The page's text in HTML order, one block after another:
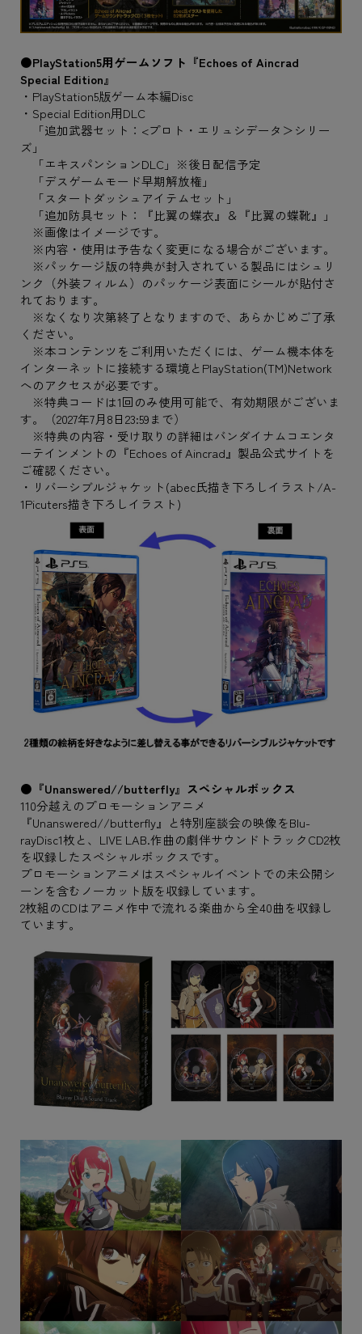
●PlayStation5用ゲームソフト『Echoes of Aincrad
Special Edition』
・PlayStation5版ゲーム本編Disc
・Special Edition用DLC
「追加武器セット：<プロト・エリュシデータ＞シリー
ズ」
「エキスパンションDLC」※後日配信予定
「デスゲームモード早期解放権」
「スタートダッシュアイテムセット」
「追加防具セット：『比翼の蝶衣』＆『比翼の蝶靴』」
※画像はイメージです。
※内容・使用は予告なく変更になる場合がございます。
※パッケージ版の特典が封入されている製品にはシュリ
ンク（外装フィルム）のパッケージ表面にシールが貼付さ
れております。
※なくなり次第終了となりますので、あらかじめご了承
ください。
※本コンテンツをご利用いただくには、ゲーム機本体を
インターネットに接続する環境とPlayStation(TM)Network
へのアクセスが必要です。
※特典コードは1回のみ使用可能で、有効期限がございま
す。（2027年7月8日23:59まで）
※特典の内容・受け取りの詳細はバンダイナムコエンタ
ーテインメントの『Echoes of Aincrad』製品公式サイトを
ご確認ください。
・リバーシブルジャケット(abec氏描き下ろしイラスト/A-
1Picuters描き下ろしイラスト)
●『Unanswered//butterfly』スペシャルボックス
110分越えのプロモーションアニメ
『Unanswered//butterfly』と特別座談会の映像をBlu-
rayDisc1枚と、LIVE LAB.作曲の劇伴サウンドトラックCD2枚
を収録したスペシャルボックスです。
プロモーションアニメはスペシャルイベントでの未公開シ
ーンを含むノーカット版を収録しています。
2枚組のCDはアニメ作中で流れる楽曲から全40曲を収録し
ています。